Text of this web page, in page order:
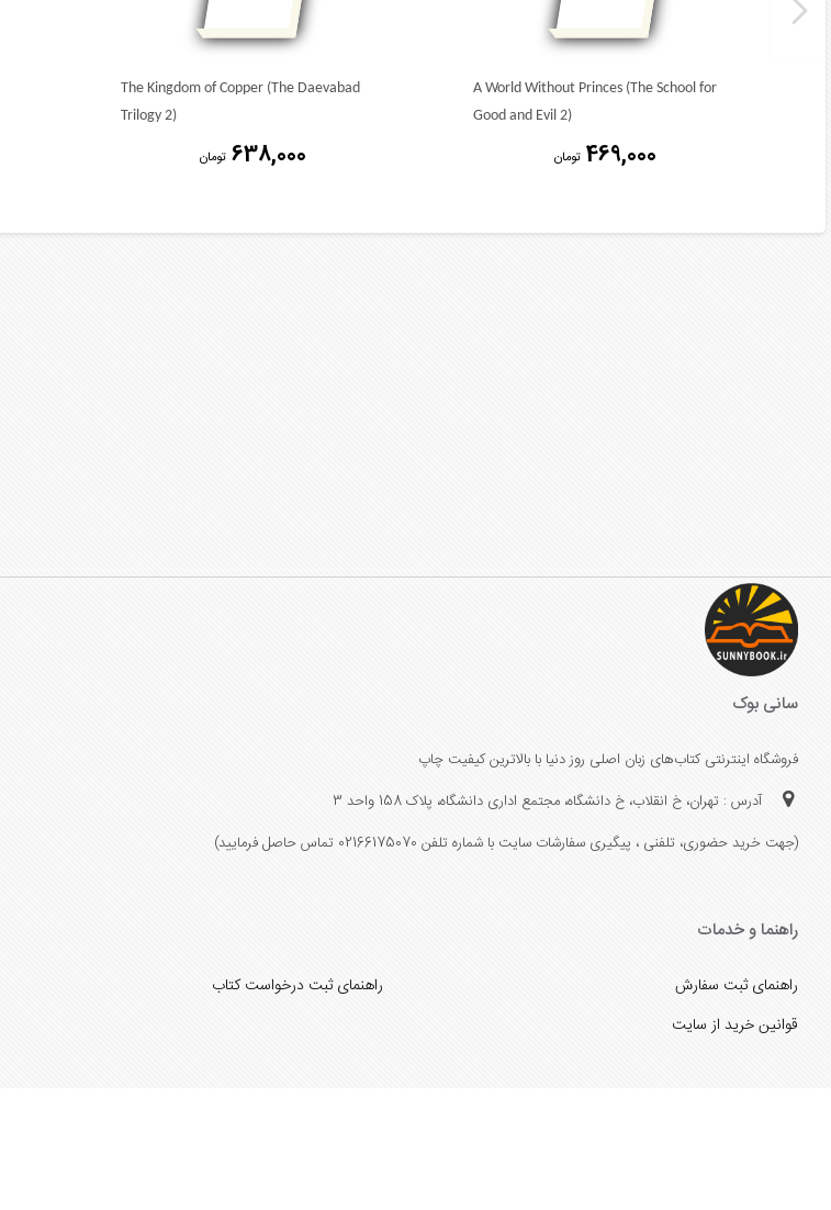
A World Without Princes (The School for
Good and Evil 2)
469,000 تومان
The Kingdom of Copper (The Daevabad
Trilogy 2)
638,000 تومان
سانی بوک
فروشگاه اینترنتی کتاب‌های زبان اصلی روز دنیا با بالاترین کیفیت چاپ
آدرس : تهران، خ انقلاب، خ دانشگاه، مجتمع اداری دانشگاه، پلاک 158 واحد 3
(جهت خرید حضوری، تلفنی ، پیگیری سفارشات سایت با شماره تلفن 02166175070 تماس حاصل فرمایید)
راهنما و خدمات
راهنمای ثبت سفارش
راهنمای ثبت درخواست کتاب
قوانین خرید از سایت